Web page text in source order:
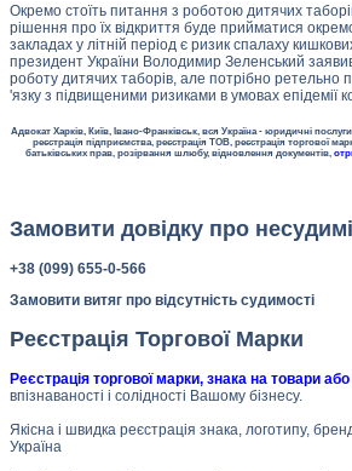
Окремо стоїть питання з роботою дитячих
рішення про їх відкриття буде прийматися
закладах у літній період є ризик спалаху
президент України Володимир Зеленський
роботу дитячих таборів, але потрібно ретельно
'язку з підвищеними ризиками в умовах епідемії
Адвокат Харків, Київ, Івано-Франківськ, вся Україна - юридичні
реєстрація підприємства, реєстрація ТОВ, реєстрація торгової
батьківських прав, розірвання шлюбу, відновлення документів,
Замовити довідку про
+38 (099) 655-0-566
Замовити витяг про відсутність судимості
Реєстрація Торгової Марки
Реєстрація торгової марки, знака на товари
впізнаваності і солідності Вашому бізнесу.
Якісна і швидка реєстрація знака, логотипу,
Україна